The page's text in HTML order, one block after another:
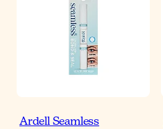
Ardell Seamless